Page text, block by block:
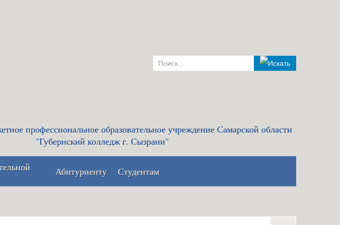
профессиональное образовательное учреждение Самарской области
"Губернский колледж г. Сызрани"
Абитуриенту Студентам